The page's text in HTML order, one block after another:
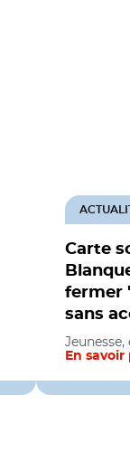
Carte
fermer
sans
En savoir